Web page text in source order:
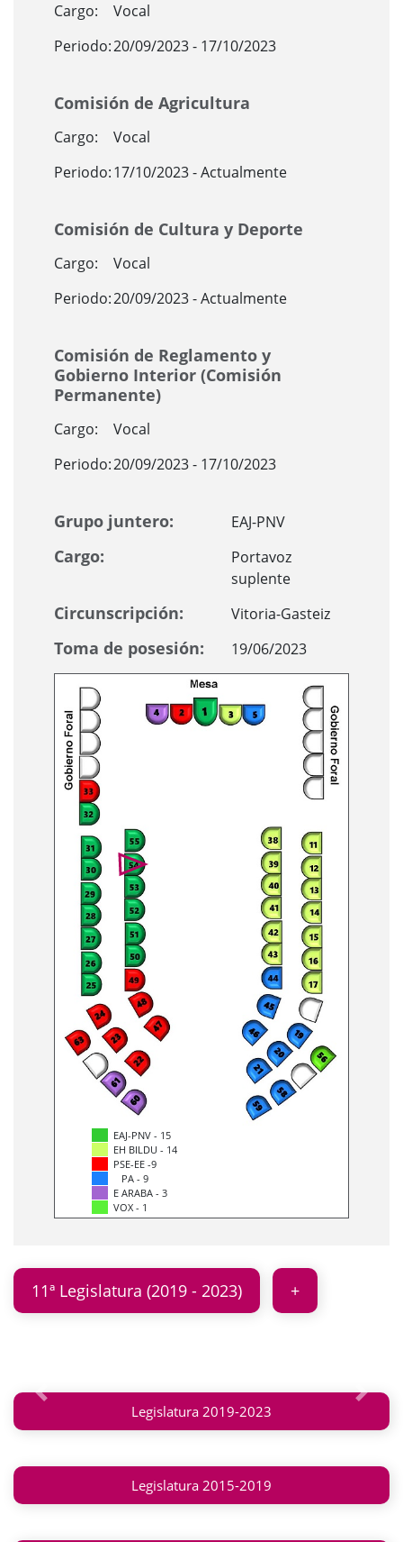
Cargo:
Vocal
Periodo:20/09/2023 - 17/10/2023
Comisión de Agricultura
Cargo:
Vocal
Periodo:17/10/2023 - Actualmente
Comisión de Cultura y Deporte
Cargo:
Vocal
Periodo:20/09/2023 - Actualmente
Comisión de Reglamento y
Gobierno Interior (Comisión
Permanente)
Cargo:
Vocal
Periodo:20/09/2023 - 17/10/2023
Grupo juntero: EAJ-PNV
Cargo:
Portavoz
suplente
Circunscripción: Vitoria-Gasteiz
Toma de posesión: 19/06/2023
EAJ-PNV - 15
EH BILDU - 14
PSE-EE -9
PA - 9
E ARABA - 3
VOX - 1
11ª Legislatura (2019 - 2023)
Anterior Legislatura 2019-2023
Legislatura 2015-2019